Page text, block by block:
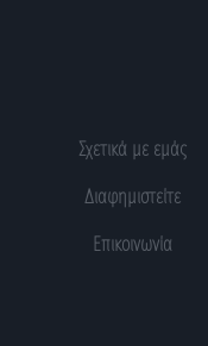
Σχετικά με εμάς
Διαφημιστείτε
Επικοινωνία